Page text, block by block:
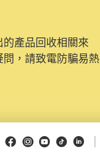
產品回收相關來
，請致電防騙易熱
Facebook
Instagram
Youtube
抖音領英